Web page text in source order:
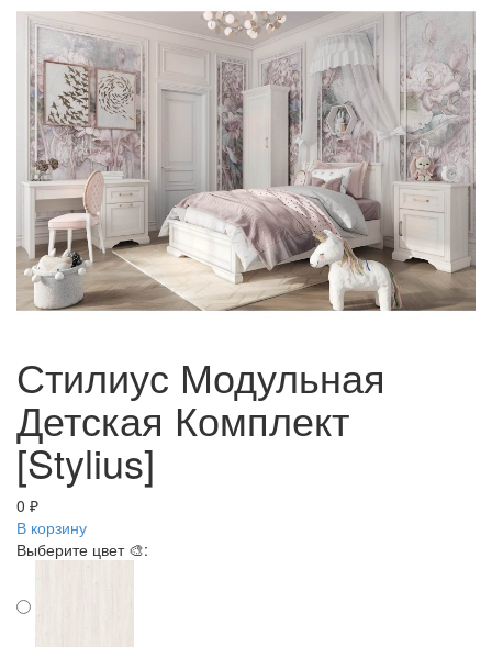
Стилиус Модульная
Детская Комплект
[Stylius]
0 ₽
В корзину
Выберите цвет 🎨: